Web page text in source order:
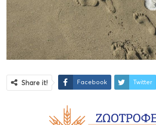
Share it! Facebook Twitter